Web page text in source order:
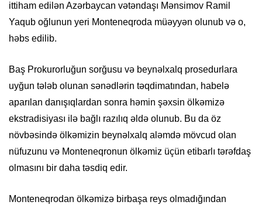
ittiham edilən Azərbaycan vətəndaşı Mənsimov Ramil
Yaqub oğlunun yeri Monteneqroda müəyyən olunub və o,
həbs edilib.
Baş Prokurorluğun sorğusu və beynəlxalq prosedurlara
uyğun tələb olunan sənədlərin təqdimatından, habelə
aparılan danışıqlardan sonra həmin şəxsin ölkəmizə
ekstradisiyası ilə bağlı razılıq əldə olunub. Bu da öz
növbəsində ölkəmizin beynəlxalq aləmdə mövcud olan
nüfuzunu və Monteneqronun ölkəmiz üçün etibarlı tərəfdaş
olmasını bir daha təsdiq edir.
Monteneqrodan ölkəmizə birbaşa reys olmadığından